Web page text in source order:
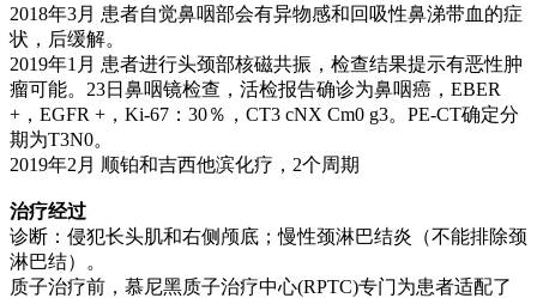
2018年3月 患者自觉鼻咽部会有异物感和回吸性鼻涕带血的症
状，后缓解。
2019年1月 患者进行头颈部核磁共振，检查结果提示有恶性肿
瘤可能。23日鼻咽镜检查，活检报告确诊为鼻咽癌，EBER
+，EGFR +，Ki-67：30％，CT3 cNX Cm0 g3。PE-CT确定分
期为T3N0。
2019年2月 顺铂和吉西他滨化疗，2个周期
治疗经过
诊断：侵犯长头肌和右侧颅底；慢性颈淋巴结炎（不能排除颈
淋巴结）。
质子治疗前，慕尼黑质子治疗中心(RPTC)专门为患者适配了